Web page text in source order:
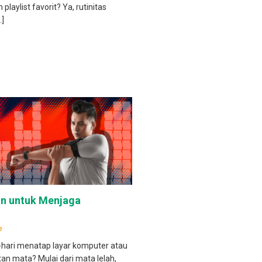
playlist favorit? Ya, rutinitas
untuk Menjaga
menatap layar komputer atau
mata? Mulai dari mata lelah,